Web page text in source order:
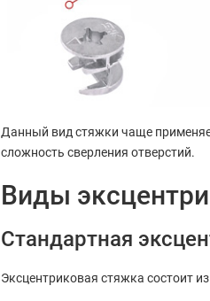
Данный вид стяжки чаще
сложность сверления отверстий.
Виды
Стандартная
Эксцентриковая стяжка состоит из